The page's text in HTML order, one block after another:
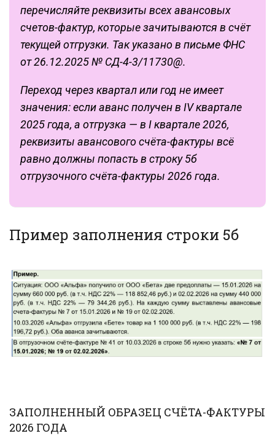
перечисляйте реквизиты всех авансовых
счетов-фактур, которые зачитываются в счёт
текущей отгрузки. Так указано в письме ФНС
от 26.12.2025 № СД-4-3/11730@.
Переход через квартал или год не имеет
значения: если аванс получен в IV квартале
2025 года, а отгрузка — в I квартале 2026,
реквизиты авансового счёта-фактуры всё
равно должны попасть в строку 5б
отгрузочного счёта-фактуры 2026 года.
Пример заполнения строки 5б
ЗАПОЛНЕННЫЙ ОБРАЗЕЦ СЧЁТА-ФАКТУРЫ
2026 ГОДА